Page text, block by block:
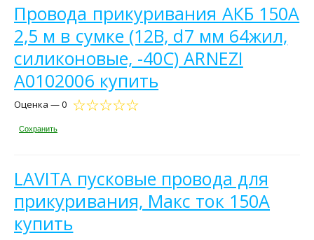
Провода прикуривания АКБ 150А
2,5 м в сумке (12В, d7 мм 64жил,
силиконовые, -40С) ARNEZI
A0102006 купить
Оценка — 0
Сохранить
LAVITA пусковые провода для
прикуривания, Макс ток 150А
купить